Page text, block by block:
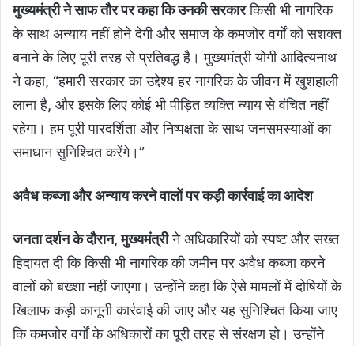
मुख्यमंत्री ने साफ तौर पर कहा कि उनकी सरकारकिसी भी नागरिक
के साथ अन्याय नहीं होने देगी और समाज के कमजोर वर्गों को सशक्त
बनाने के लिए पूरी तरह से प्रतिबद्ध है। मुख्यमंत्री योगी आदित्यनाथ
ने कहा, “हमारी सरकार का उद्देश्य हर नागरिक के जीवन में खुशहाली
लाना है, और इसके लिए कोई भी पीड़ित व्यक्ति न्याय से वंचित नहीं
रहेगा। हम पूरी पारदर्शिता और निष्पक्षता के साथ जनसमस्याओं का
समाधान सुनिश्चित करेंगे।”
अवैध कब्जा और अन्याय करने वालों पर कड़ी कार्रवाई का आदेश
जनता दर्शन के दौरान, मुख्यमंत्रीने अधिकारियों को स्पष्ट और सख्त
हिदायत दी कि किसी भी नागरिक की जमीन पर अवैध कब्जा करने
वालों को बख्शा नहीं जाएगा। उन्होंने कहा कि ऐसे मामलों में दोषियों के
खिलाफ कड़ी कानूनी कार्रवाई की जाए और यह सुनिश्चित किया जाए
कि कमजोर वर्गों के अधिकारों का पूरी तरह से संरक्षण हो। उन्होंने